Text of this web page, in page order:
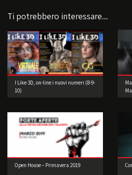
Ti potrebbero interessare...
I Like 3D, on-line i nuovi numeri (8-9-
10)
Open House – Primavera 2019